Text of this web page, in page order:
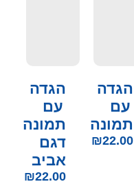
הגדה
עם
תמונה
₪22.00
הגדה
עם
תמונה
דגם
אביב
₪22.00